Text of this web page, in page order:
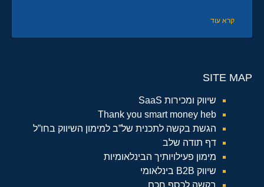
קרא עוד
SITE MAP
שיווק ומכירות SaaS
Thank you smart money heb
הגשת בקשה לתכנית של”ב למימון השיווק בחו”ל
דף תודה שלב
מימון פעילויותיך הבינלאומיות
שיווק B2B בינלאומי
בקשה לכסף חכם